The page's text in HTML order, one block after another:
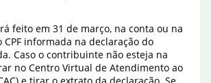
feito em 31 de março, na conta ou na
CPF informada na declaração do
Caso o contribuinte não esteja na
no Centro Virtual de Atendimento ao